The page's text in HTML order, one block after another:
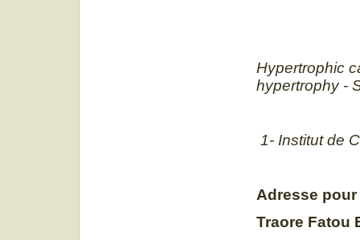
Hypertrophic
hypertrophy -
1- Institut de
Adresse
Traore Fatou